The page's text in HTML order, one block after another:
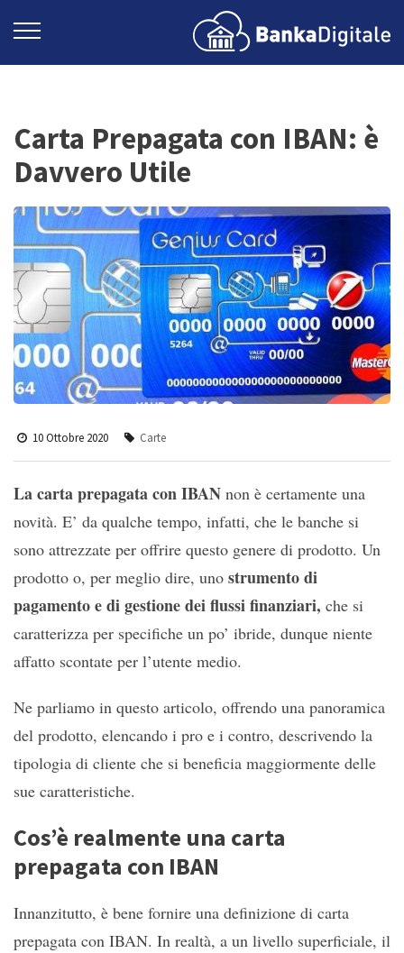
Carta Prepagata con IBAN: è
Davvero Utile
10 Ottobre 2020 Carte
La carta prepagata con IBAN non è certamente una
novità. E’ da qualche tempo, infatti, che le banche si
sono attrezzate per offrire questo genere di prodotto. Un
prodotto o, per meglio dire, uno strumento di
pagamento e di gestione dei flussi finanziari, che si
caratterizza per specifiche un po’ ibride, dunque niente
affatto scontate per l’utente medio.
Ne parliamo in questo articolo, offrendo una panoramica
del prodotto, elencando i pro e i contro, descrivendo la
tipologia di cliente che si beneficia maggiormente delle
sue caratteristiche.
Cos’è realmente una carta
prepagata con IBAN
Innanzitutto, è bene fornire una definizione di carta
prepagata con IBAN. In realtà, a un livello superficiale, il